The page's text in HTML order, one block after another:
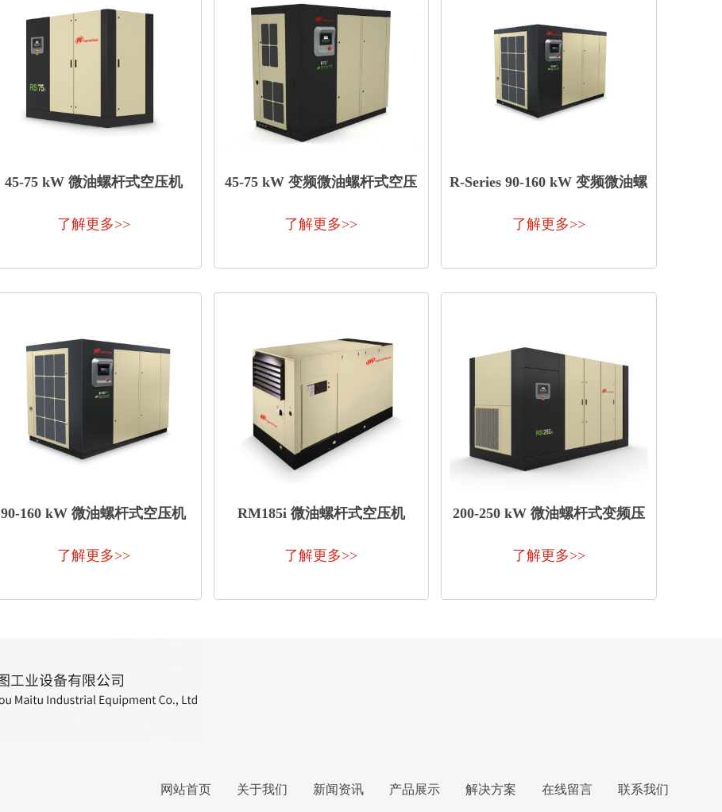
45-75 kW 微油螺杆式空压机
了解更多>>
45-75 kW 变频微油螺杆式空压
了解更多>>
R-Series 90-160 kW 变频微油螺
了解更多>>
90-160 kW 微油螺杆式空压机
了解更多>>
RM185i 微油螺杆式空压机
了解更多>>
200-250 kW 微油螺杆式变频压
了解更多>>
网站首页 关于我们 新闻资讯 产品展示 解决方案 在线留言 联系我们